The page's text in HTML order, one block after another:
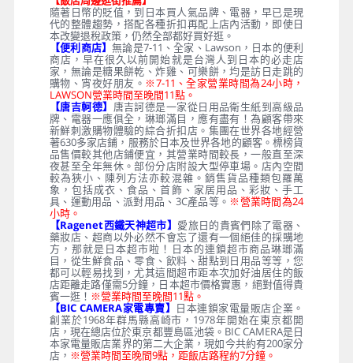
隨著日幣的貶值，到日本買人氣品牌、電器，早已是現
代的整體趨勢，搭配各種折扣再配上店內活動，即使日
本改變退稅政策，仍然全部都好買好逛。
【便利商店】無論是7-11、全家、Lawson，日本的便利
商店，早在很久以前開始就是台灣人到日本的必走店
家，無論是糖果餅乾、炸雞、可樂餅，均是訪日走跳的
購物、宵夜好朋友。 ※7-11、全家營業時間為24小時，
LAWSON營業時間至晚間11點。
【唐吉軻德】 唐吉訶德是一家從日用品衛生紙到高級品
牌、電器一應俱全，琳瑯滿目，應有盡有！為顧客帶來
新鮮刺激購物體驗的綜合折扣店。集團在世界各地經營
著630多家店鋪，服務於日本及世界各地的顧客。標榜貨
品售價較其他店鋪便宜，其營業時間較長，一般直至深
夜甚至全年無休。部份分店附設大型停車場。店內空間
較為狹小、陳列方法亦較混雜。銷售貨品種類包羅萬
象，包括成衣、食品、首飾、家居用品、彩妝、手工
具、運動用品、派對用品、3C產品等。 ※營業時間為24
小時。
【Ragenet西鐵天神超市】 愛旅日的貴賓們除了電器、
藥妝店、超商以外必然不會忘了還有一個絕佳的採購地
方，那就是日本超市啦！日本的連鎖超市商品琳瑯滿
目，從生鮮食品、零食、飲料、甜點到日用品等等，您
都可以輕易找到，尤其這間超市距本次加好油居住的飯
店距離走路僅需5分鐘，日本超市價格實惠，絕對值得貴
賓一逛！ ※營業時間至晚間11點。
【BIC CAMERA家電專賣】 日本連鎖家電量販店企業。
創業於1968年群馬縣高崎市，1978年開始在東京都開
店，現在總店位於東京都豐島區池袋。BIC CAMERA是日
本家電量販店業界的第二大企業，現如今共約有200家分
店， ※營業時間至晚間9點，距飯店路程約7分鐘。